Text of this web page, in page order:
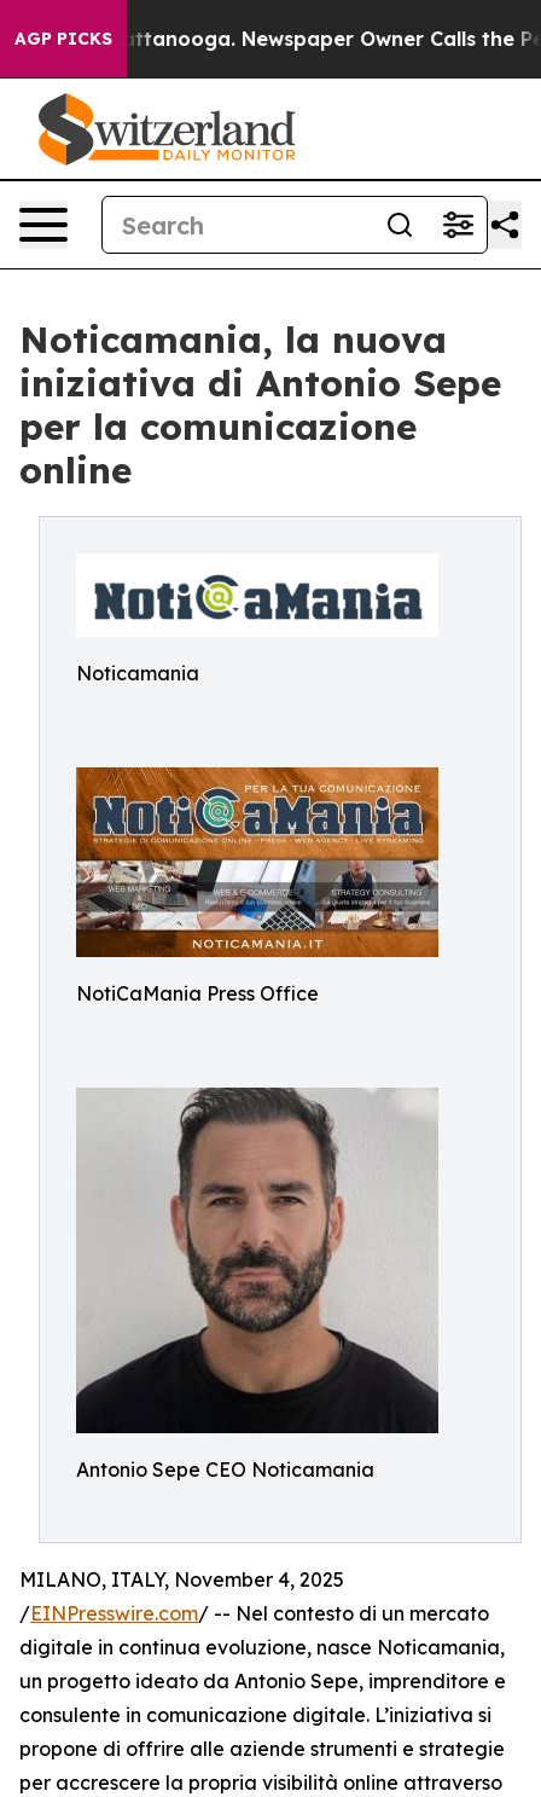
AGP PICKS
in Chattanooga. Newspaper Owner Calls the
Noticamania, la nuova
iniziativa di Antonio Sepe
per la comunicazione
online
Noticamania
NotiCaMania Press Office
Antonio Sepe CEO Noticamania
MILANO, ITALY, November 4, 2025
/EINPresswire.com/ -- Nel contesto di un mercato
digitale in continua evoluzione, nasce Noticamania,
un progetto ideato da Antonio Sepe, imprenditore e
consulente in comunicazione digitale. L’iniziativa si
propone di offrire alle aziende strumenti e strategie
per accrescere la propria visibilità online attraverso